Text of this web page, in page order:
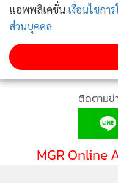
ข่า
ติดตามข่
MGR Online
แอพพลิเคชั่น เงื่อนไขกา
ส่วนบุคคล